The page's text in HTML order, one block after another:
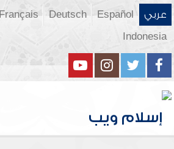
عربي Español
Deutsch
Français
Indonesia